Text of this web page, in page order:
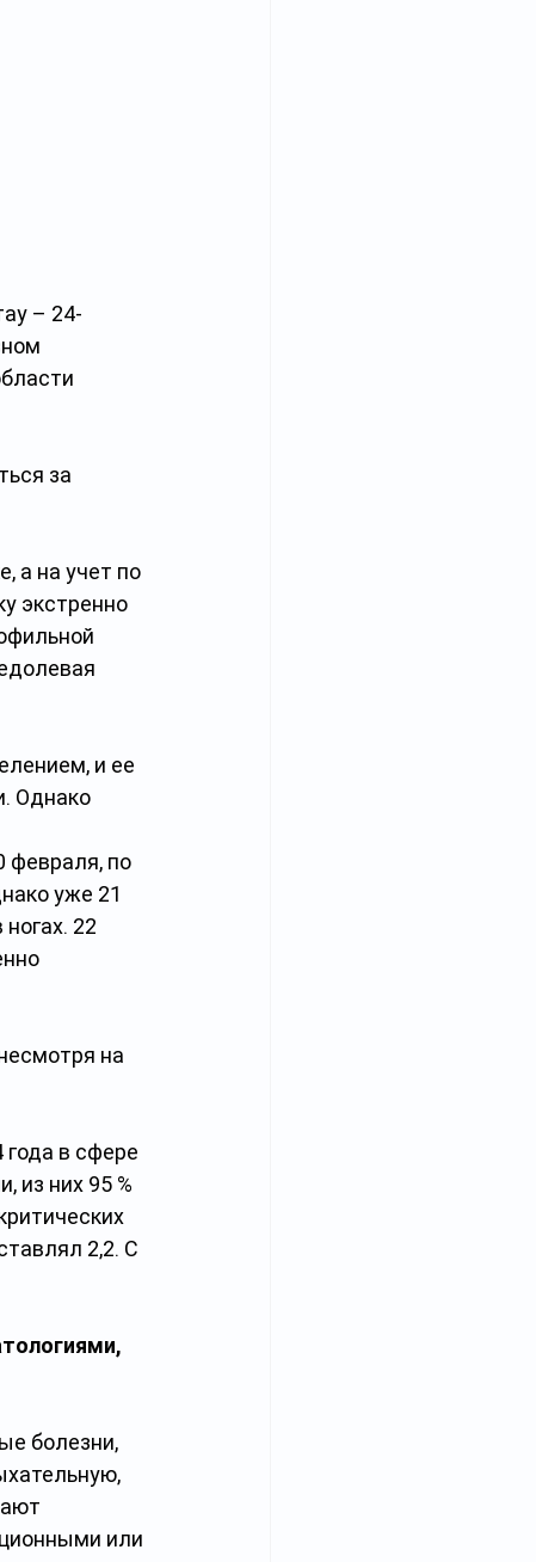
– 24-
за
а на учет по
экстренно
и ее
Однако
февраля, по
уже 21
22
на
года в сфере
из них 95 %
2,2. С
болезни,
или